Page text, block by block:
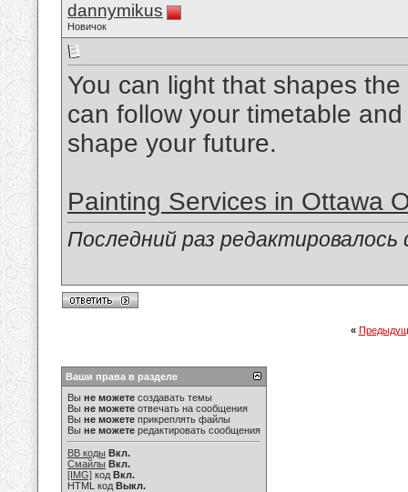
dannymikus
Новичок
You can light that shapes
can follow your timetable
shape your future.
Painting Services in Ottawa
Последний раз
«
Ваши права в разделе
Вы не можете создавать темы
Вы не можете отвечать на сообщения
Вы не можете прикреплять файлы
Вы не можете редактировать сообщения
BB коды Вкл.
Смайлы Вкл.
[IMG] код Вкл.
HTML код Выкл.